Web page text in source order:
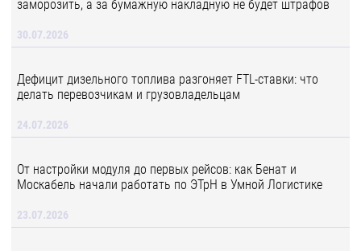
заморозить, а за бумажную накладную не будет штрафов
30.07.2026
Дефицит дизельного топлива разгоняет FTL-ставки: что
делать перевозчикам и грузовладельцам
24.07.2026
От настройки модуля до первых рейсов: как Бенат и
Москабель начали работать по ЭТрН в Умной Логистике
23.07.2026